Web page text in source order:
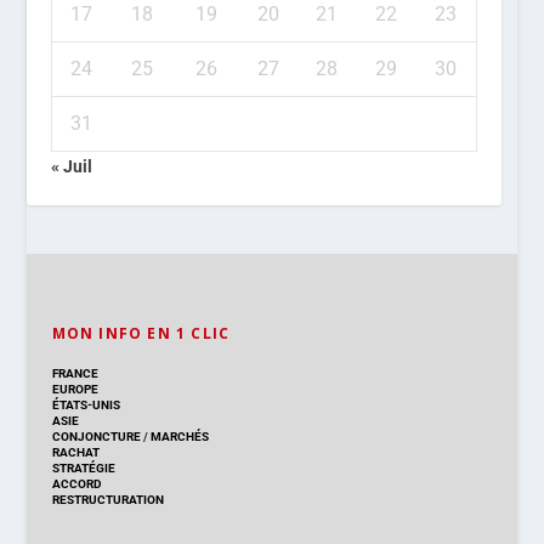
17 18 19 20 21 22 23
24 25 26 27 28 29 30
31
« Juil
MON INFO EN 1 CLIC
FRANCE
EUROPE
ÉTATS-UNIS
ASIE
CONJONCTURE/MARCHÉS
RACHAT
STRATÉGIE
ACCORD
RESTRUCTURATION